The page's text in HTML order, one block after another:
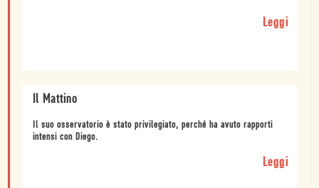
Leggi
Il Mattino
Il suo osservatorio è stato privilegiato, perché ha avuto rapporti
intensi con Diego.
Leggi